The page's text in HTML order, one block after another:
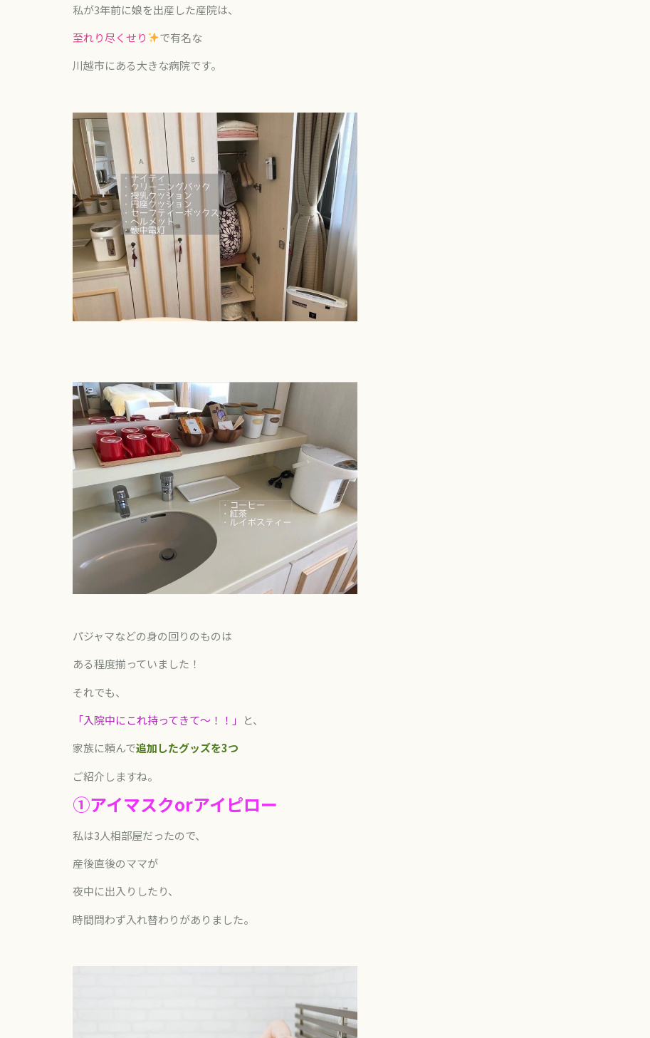
私が3年前に娘を出産した産院は、
至れり尽くせり
で有名な
川越市にある大きな病院です。
パジャマなどの身の回りのものは
ある程度揃っていました！
それでも、
「入院中にこれ持ってきて〜！！」 と、
家族に頼んで追加したグッズを3つ
ご紹介しますね。
①アイマスクorアイピロー
私は3人相部屋だったので、
産後直後のママが
夜中に出入りしたり、
時間問わず入れ替わりがありました。